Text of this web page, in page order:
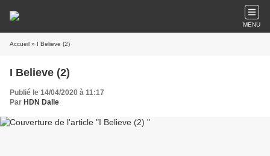
MENU
Accueil » I Believe (2)
I Believe (2)
Publié le 14/04/2020 à 11:17
Par HDN Dalle